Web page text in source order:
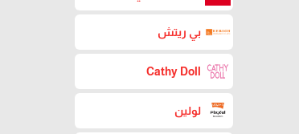
بي ريتش
Cathy Doll
لولين